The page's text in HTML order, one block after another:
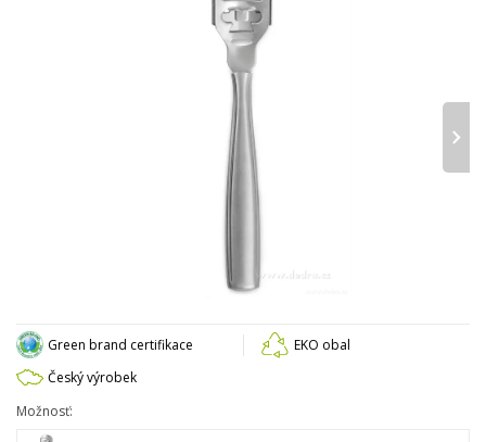
›
Green brand certifikace
EKO obal
Český výrobek
Možnosť: